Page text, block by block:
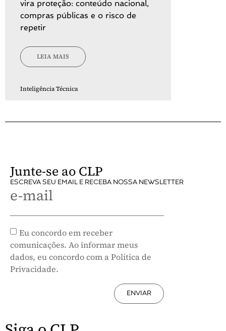
vira proteção: conteúdo nacional,
compras públicas e o risco de
repetir
LEIA MAIS
Inteligência Técnica
Junte-se ao CLP
ESCREVA SEU EMAIL E RECEBA NOSSA NEWSLETTER
e-mail
Eu concordo em receber
comunicações. Ao informar meus
dados, eu concordo com a Política de
Privacidade.
ENVIAR